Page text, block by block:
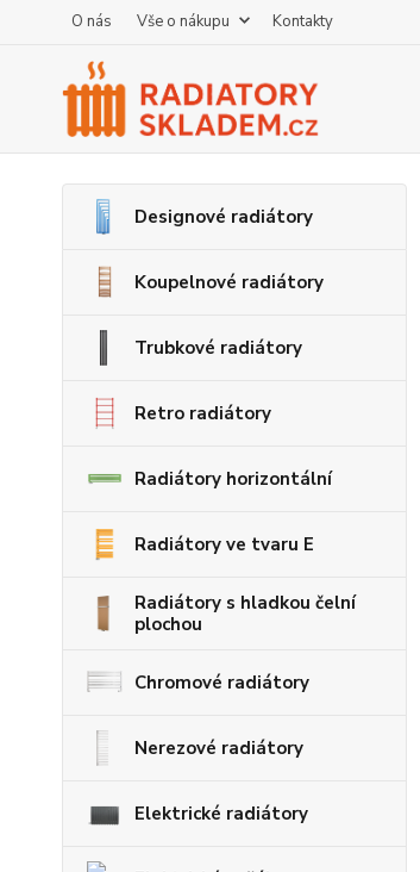
O nás Vše o nákupu Kontakty
Designové radiátory
Koupelnové radiátory
Trubkové radiátory
Retro radiátory
Radiátory horizontální
Radiátory ve tvaru E
Radiátory s hladkou čelní
plochou
Chromové radiátory
Nerezové radiátory
Elektrické radiátory